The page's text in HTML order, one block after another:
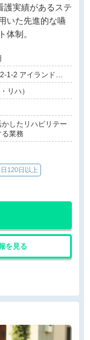
いた先進的な嚥
制。
1-2 アイランドビ
リハ）
したリハビリテー
業務
120日以上
を見る